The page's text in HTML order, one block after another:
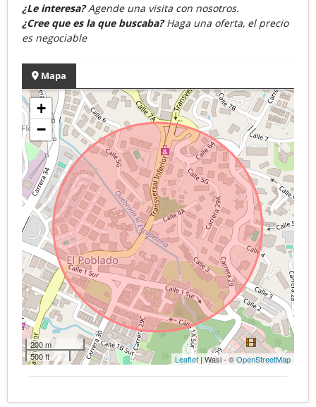
¿Le interesa?Agende una visita con nosotros.
¿Cree que es la que buscaba?Haga una oferta, el precio
es negociable
Mapa
+
−
200 m
500 ft
Leaflet | Wasi - ©OpenStreetMap